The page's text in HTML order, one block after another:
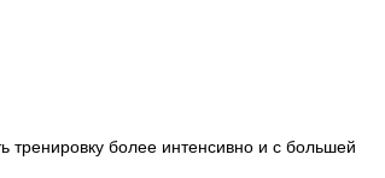
тренировку более интенсивно и с большей